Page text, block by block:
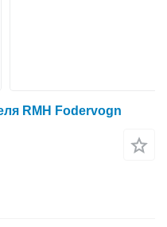
RMH Fodervogn